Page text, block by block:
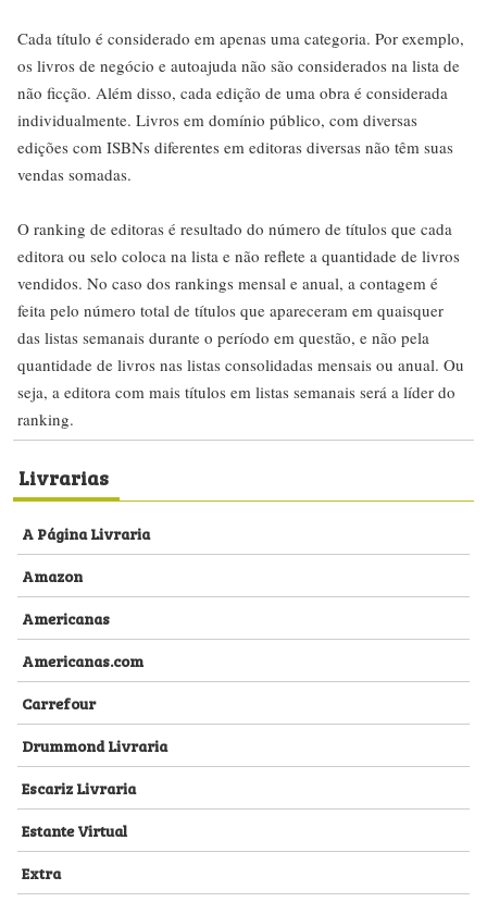
Cada título é considerado em apenas uma categoria. Por exemplo,
os livros de negócio e autoajuda não são considerados na lista de
não ficção. Além disso, cada edição de uma obra é considerada
individualmente. Livros em domínio público, com diversas
edições com ISBNs diferentes em editoras diversas não têm suas
vendas somadas.
O ranking de editoras é resultado do número de títulos que cada
editora ou selo coloca na lista e não reflete a quantidade de livros
vendidos. No caso dos rankings mensal e anual, a contagem é
feita pelo número total de títulos que apareceram em quaisquer
das listas semanais durante o período em questão, e não pela
quantidade de livros nas listas consolidadas mensais ou anual. Ou
seja, a editora com mais títulos em listas semanais será a líder do
ranking.
Livrarias
A Página Livraria
Amazon
Americanas
Americanas.com
Carrefour
Drummond Livraria
Escariz Livraria
Estante Virtual
Extra